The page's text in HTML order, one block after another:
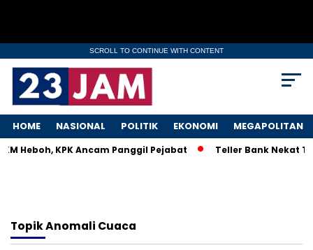
SCROLL TO CONTINUE WITH CONTENT
HOME NASIONAL POLITIK EKONOMI MEGAPOLITAN
Heboh, KPK Ancam Panggil Pejabat Teller Bank Nekat
TopikAnomali Cuaca